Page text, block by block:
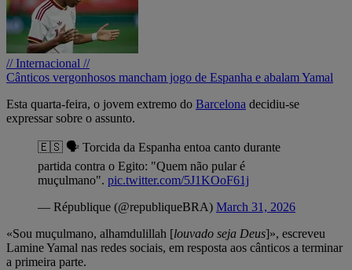
// Internacional //
Cânticos vergonhosos mancham jogo de Espanha e abalam Yamal
Esta quarta-feira, o jovem extremo do Barcelona decidiu-se
expressar sobre o assunto.
🇪🇸 🗣️ Torcida da Espanha entoa canto durante
partida contra o Egito: "Quem não pular é
muçulmano". pic.twitter.com/5J1KOoF61j
— République (@republiqueBRA) March 31, 2026
«Sou muçulmano, alhamdulillah [louvado seja Deus]», escreveu
Lamine Yamal nas redes sociais, em resposta aos cânticos a terminar
a primeira parte.